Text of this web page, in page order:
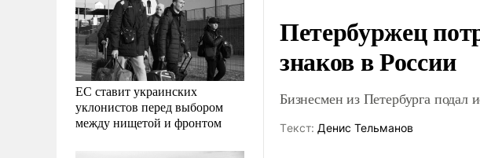
ЕС ставит украинских
уклонистов перед выбором
между нищетой и фронтом
Петербуржец
знаков в России
Бизнесмен из Петербурга
Tекст: Денис Тельманов